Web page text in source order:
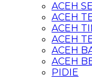
ACEH
ACEH
ACEH
ACEH
ACEH
ACEH
PIDIE